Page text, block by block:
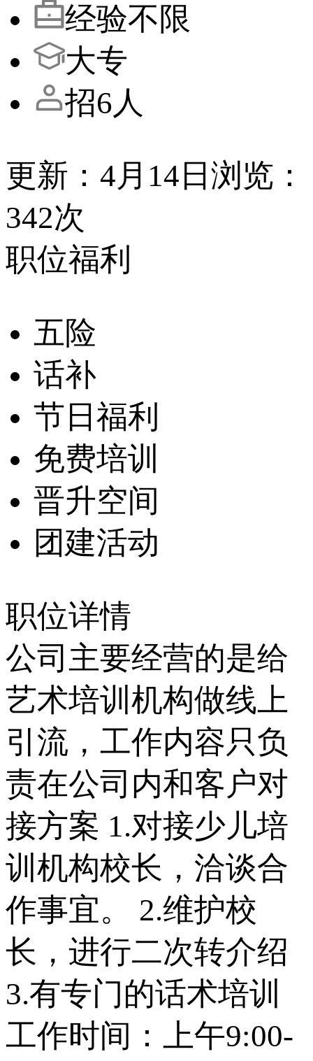
经验不限
大专
招6人
更新：4月14日 浏览：
342次
职位福利
五险
话补
节日福利
免费培训
晋升空间
团建活动
职位详情
公司主要经营的是给
艺术培训机构做线上
引流，工作内容只负
责在公司内和客户对
接方案 1.对接少儿培
训机构校长，洽谈合
作事宜。 2.维护校
长，进行二次转介绍
3.有专门的话术培训
工作时间：上午9:00-